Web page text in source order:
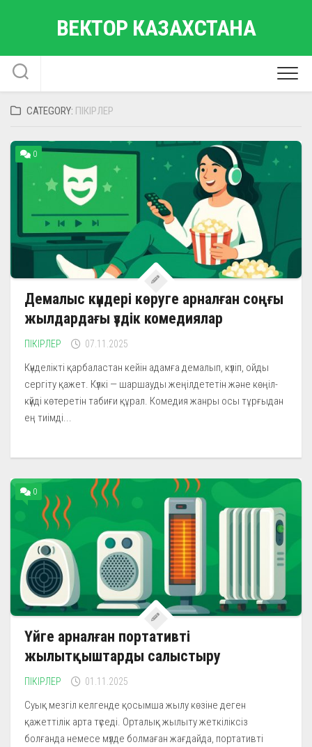
ВЕКТОР КАЗАХСТАНА
CATEGORY: ПІКІРЛЕР
0
Демалыс күндері көруге арналған соңғы
жылдардағы үздік комедиялар
ПІКІРЛЕР 07.11.2025
Күнделікті қарбаластан кейін адамға демалып, күліп, ойды
сергіту қажет. Күлкі — шаршауды жеңілдететін және көңіл-
күйді көтеретін табиғи құрал. Комедия жанры осы тұрғыдан
ең тиімді...
0
Үйге арналған портативті
жылытқыштарды салыстыру
ПІКІРЛЕР 01.11.2025
Суық мезгіл келгенде қосымша жылу көзіне деген
қажеттілік арта түседі. Орталық жылыту жеткіліксіз
болғанда немесе мүлде болмаған жағдайда, портативті